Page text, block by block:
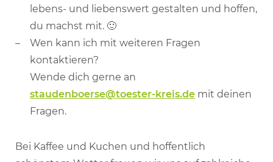
lebens- und liebenswert gestalten und hoffen,
du machst mit. 🙂
Wen kann ich mit weiteren Fragen
kontaktieren?
Wende dich gerne an
staudenboerse@toester-kreis.de mit deinen
Fragen.
Bei Kaffee und Kuchen und hoffentlich